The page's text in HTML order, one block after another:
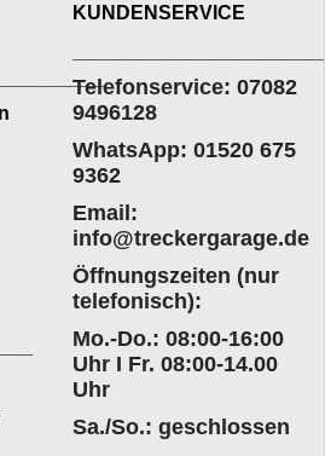
KUNDENSERVICE
Telefonservice: 07082
9496128
WhatsApp: 01520 675
9362
Email:
info@treckergarage.de
Öffnungszeiten (nur
telefonisch):
Mo.-Do.: 08:00-16:00
Uhr I Fr. 08:00-14.00
Uhr
Sa./So.: geschlossen